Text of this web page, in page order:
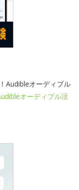
Audibleオーディブル
オーディブル活